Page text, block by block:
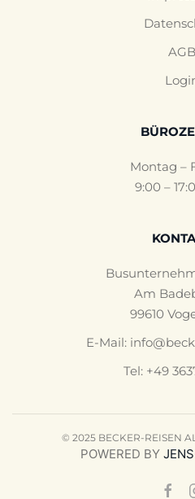
AGB
Montag –
9:00 –
Am
99610
E-Mail:
Tel: +49
© 2025 BECKER-REISEN
POWERED BY